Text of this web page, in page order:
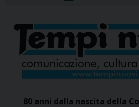
80 anni dalla nascita della